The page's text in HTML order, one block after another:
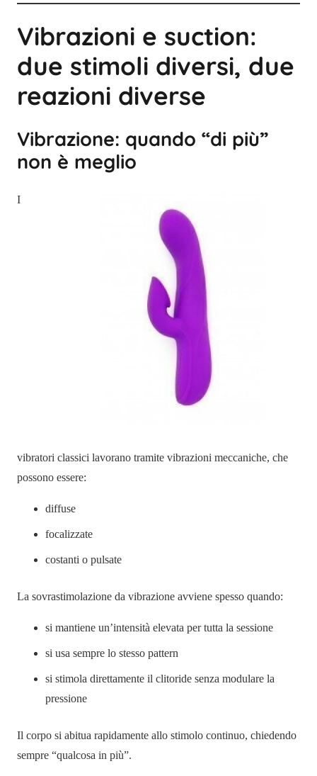
Vibrazioni e suction:
due stimoli diversi, due
reazioni diverse
Vibrazione: quando “di più”
non è meglio
I
vibratori classici lavorano tramite vibrazioni meccaniche, che
possono essere:
diffuse
focalizzate
costanti o pulsate
La sovrastimolazione da vibrazione avviene spesso quando:
si mantiene un’intensità elevata per tutta la sessione
si usa sempre lo stesso pattern
si stimola direttamente il clitoride senza modulare la
pressione
Il corpo si abitua rapidamente allo stimolo continuo, chiedendo
sempre “qualcosa in più”.